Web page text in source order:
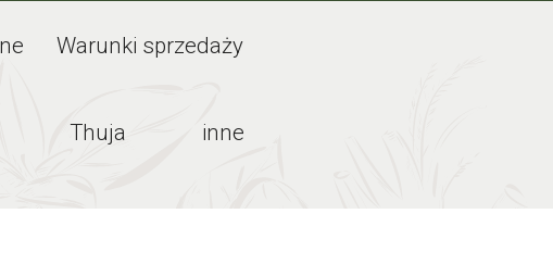
Warunki sprzedaży
Thuja inne